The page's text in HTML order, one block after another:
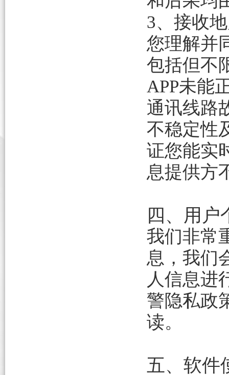
3、接收
您理解并
包括但不
APP未能
通讯线路
不稳定性
证您能实
息提供方
四、用户
我们非常
息，我们
人信息进
警隐私政
读。
五、软件